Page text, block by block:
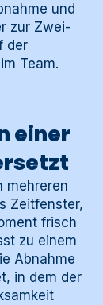
und
zur Zwei-
der
Team.
einer
mehreren
Zeitfenster,
frisch
zu einem
Abnahme
in dem der